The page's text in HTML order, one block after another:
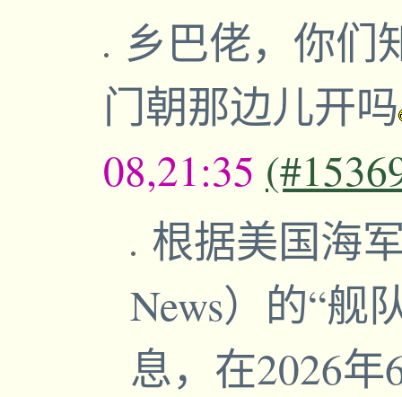
乡巴佬，你们
门朝那边儿开吗
08,21:35
根据美国海
News）的“舰
息，在2026